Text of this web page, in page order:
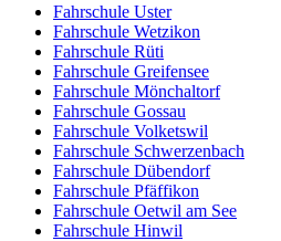
Fahrschule Uster
Fahrschule Wetzikon
Fahrschule Rüti
Fahrschule Greifensee
Fahrschule Mönchaltorf
Fahrschule Gossau
Fahrschule Volketswil
Fahrschule Schwerzenbach
Fahrschule Dübendorf
Fahrschule Pfäffikon
Fahrschule Oetwil am See
Fahrschule Hinwil